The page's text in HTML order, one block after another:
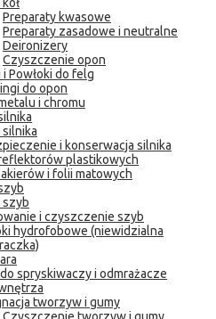
Preparaty kwasowe
Preparaty zasadowe i neutralne
Deironizery
Czyszczenie opon
i Powłoki do felg
do opon
i chromu
i konserwacja silnika
plastikowych
i folii matowych
szyb
i czyszczenie szyb
hydrofobowe (niewidzialna
do spryskiwaczy i odmrażacze
tworzyw i gumy